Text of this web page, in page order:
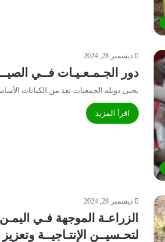
ديسمبر 28, 2024
دور الجـمـعـيـات فــي
يحيى دويله الجمعيات تعد من الكيانات
اقرأ المزيد
ديسمبر 28, 2024
الزراعـة الموجهة فـي اليمـن
لتحـسيــن الإنتـاجيــة